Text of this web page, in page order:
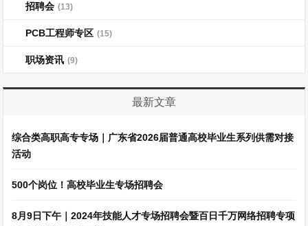
招聘会 (13)
PCB工程师专区 (15)
职场资讯 (9)
最新文章
综合类高职高专专场｜广东省2026届普通高校毕业生系列供需对接
活动
500个岗位！高校毕业生专场招聘会
8月9日下午｜2024年技能人才专场招聘会暨百日千万网络招聘专项